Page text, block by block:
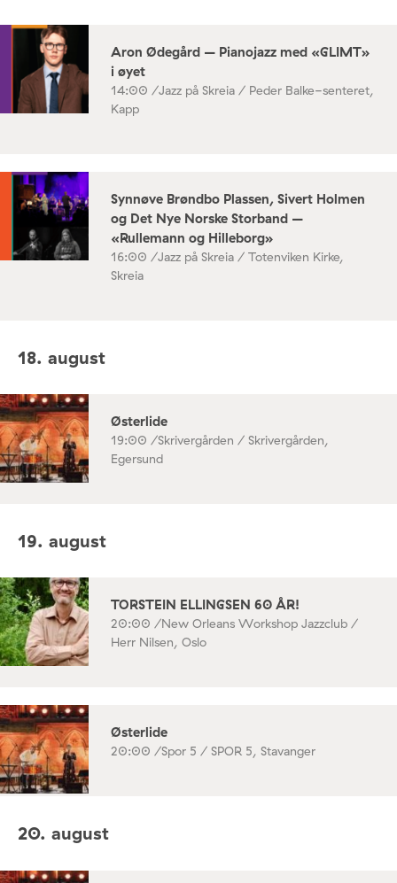
Aron Ødegård – Pianojazz med «GLIMT»
i øyet
14:00 /Jazz på Skreia / Peder Balke-senteret,
Kapp
Synnøve Brøndbo Plassen, Sivert Holmen
og Det Nye Norske Storband –
«Rullemann og Hilleborg»
16:00 /Jazz på Skreia / Totenviken Kirke,
Skreia
18. august
Østerlide
19:00 /Skrivergården / Skrivergården,
Egersund
19. august
TORSTEIN ELLINGSEN 60 ÅR!
20:00 /New Orleans Workshop Jazzclub /
Herr Nilsen, Oslo
Østerlide
20:00 /Spor 5 / SPOR 5, Stavanger
20. august